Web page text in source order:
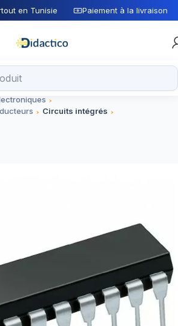
en Tunisie Paiement à la livraison
Circuits intégrés